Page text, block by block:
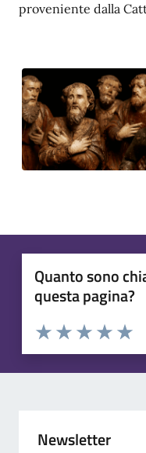
proveniente dalla
Quanto sono
questa pagina?
Valuta 4
Valuta 3
Valuta 2 stelle
Valuta 1 stelle su 5
Newsletter